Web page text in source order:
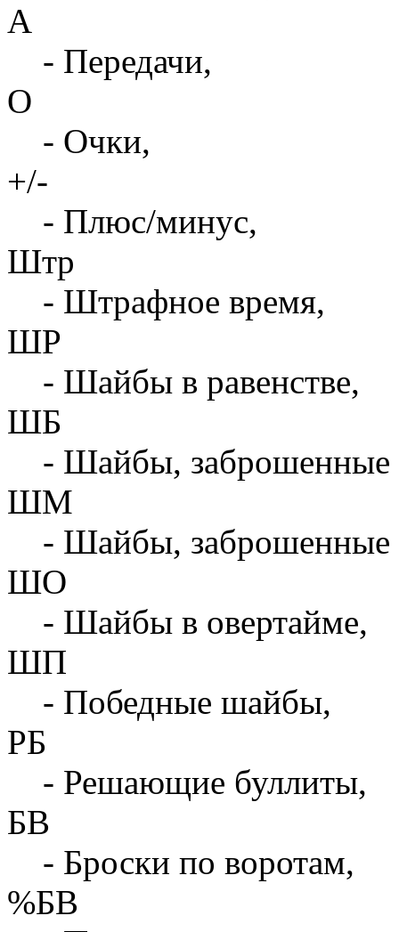
А
- Передачи,
О
- Очки,
+/-
- Плюс/минус,
Штр
- Штрафное время,
ШР
- Шайбы в равенстве,
ШБ
- Шайбы, заброшенные
ШМ
- Шайбы, заброшенные
ШО
- Шайбы в овертайме,
ШП
- Победные шайбы,
РБ
- Решающие буллиты,
БВ
- Броски по воротам,
%БВ